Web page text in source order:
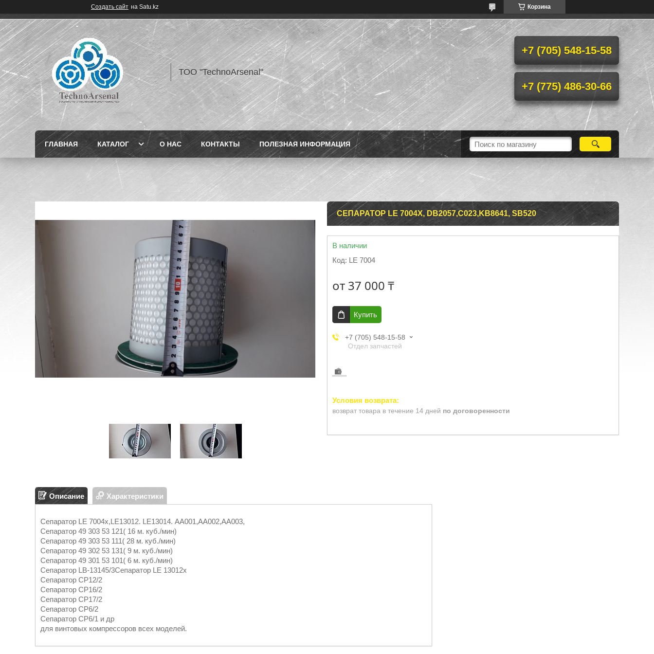
Создать сайт на Satu.kz Корзина
ТОО "TechnoArsenal"
+7 (705) 548-15-58
+7 (775) 486-30-66
ГЛАВНАЯ КАТАЛОГ О НАС КОНТАКТЫ ПОЛЕЗНАЯ ИНФОРМАЦИЯ
СЕПАРАТОР LE 7004X, DB2057,C023,KB8641, SB520
В наличии
Код: LE 7004
от 37 000 ₸
Купить
+7 (705) 548-15-58
Отдел запчастей
возврат товара в течение 14 дней по договоренности
Описание Характеристики
Сепаратор LE 7004x,LE13012. LE13014. АА001,АА002,АА003,
Сепаратор 49 303 53 121( 16 м. куб./мин)
Сепаратор 49 303 53 111( 28 м. куб./мин)
Сепаратор 49 302 53 131( 9 м. куб./мин)
Сепаратор 49 301 53 101( 6 м. куб./мин)
Сепаратор LB-13145/3Сепаратор LE 13012х
Сепаратор СР12/2
Сепаратор СР16/2
Сепаратор СР17/2
Сепаратор СР6/2
Сепаратор СР6/1 и др
для винтовых компрессоров всех моделей.